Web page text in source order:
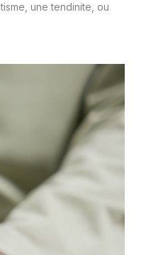
une tendinite, ou